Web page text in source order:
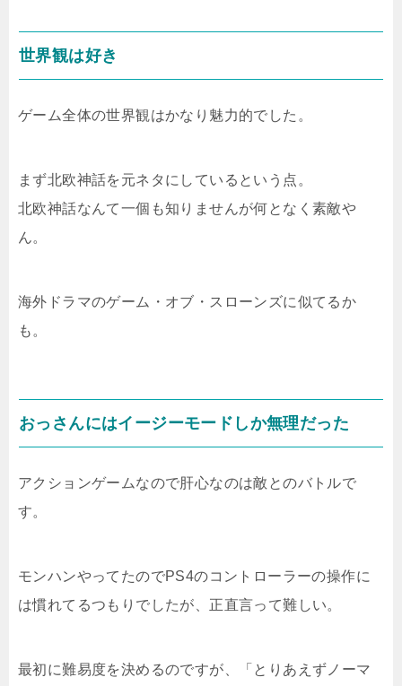
世界観は好き
ゲーム全体の世界観はかなり魅力的でした。
まず北欧神話を元ネタにしているという点。
北欧神話なんて一個も知りませんが何となく素敵や
ん。
海外ドラマのゲーム・オブ・スローンズに似てるか
も。
おっさんにはイージーモードしか無理だった
アクションゲームなので肝心なのは敵とのバトルで
す。
モンハンやってたのでPS4のコントローラーの操作に
は慣れてるつもりでしたが、正直言って難しい。
最初に難易度を決めるのですが、「とりあえずノーマ